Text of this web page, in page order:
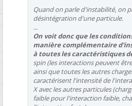
Quand on parle d'instabilité, on
désintégration d'une particule.
...
On voit donc que les
manière complémentaire
à toutes les caractéristiques
spin (les interactions peuvent
ainsi que toutes les autres
caractérisent l'intensité de
X avec les autres particules
faible pour l'interaction faible,